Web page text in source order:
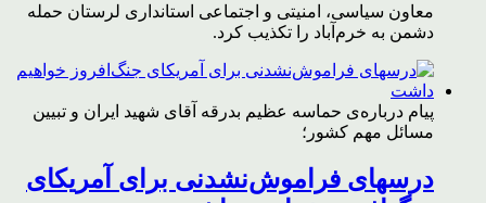
معاون سیاسی، امنیتی و اجتماعی استانداری لرستان حمله
دشمن به خرم‌آباد را تکذیب کرد.
پیام درباره‌ی حماسه عظیم بدرقه آقای شهید ایران و تبیین
مسائل مهم کشور؛
درسهای فراموش‌نشدنی برای آمریکای